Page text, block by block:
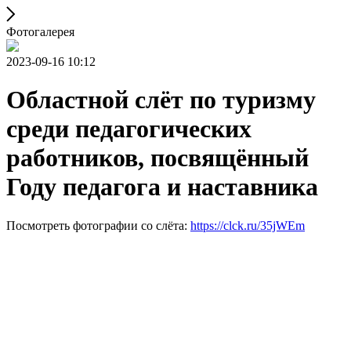
Фотогалерея
2023-09-16 10:12
Областной слёт по туризму
среди педагогических
работников, посвящённый
Году педагога и наставника
Посмотреть фотографии со слёта: https://clck.ru/35jWEm